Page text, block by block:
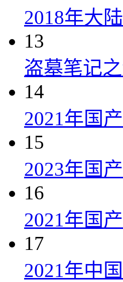
2018年大
13
盗墓笔记
14
2021年国
15
2023年国
16
2021年国
17
2021年中